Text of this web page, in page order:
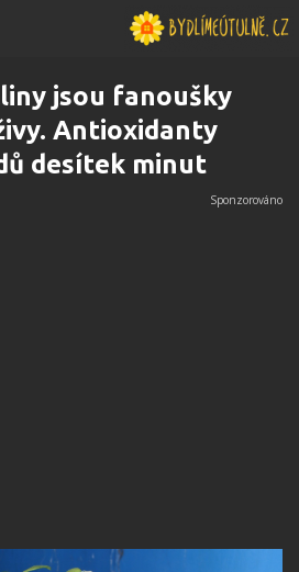
jsou fanoušky
Antioxidanty
desítek minut